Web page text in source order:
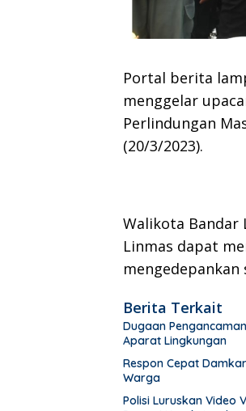
Portal berita
menggelar
Perlindungan
(20/3/2023).
Walikota Bandar
Linmas dapat
mengedepankan
Berita Terkait
Dugaan
Aparat Lingkungan
Respon Cepat
Warga
Polisi Luruskan Video